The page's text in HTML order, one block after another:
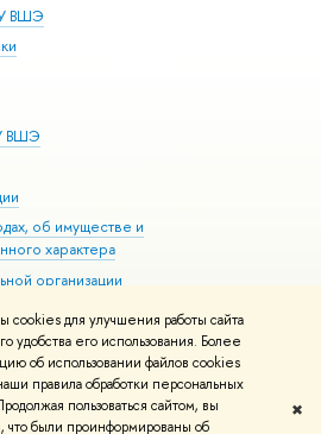
cookies для улучшения работы сайта
его использования. Более
об использовании файлов cookies
правила обработки персональных
пользоваться сайтом, вы
что были проинформированы об
✖
ВШЭ
ВШЭ
об имуществе и
характера
организации
здоровья